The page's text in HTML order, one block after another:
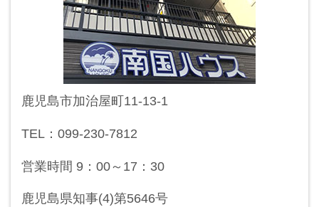
鹿児島市加治屋町11-13-1
TEL：099-230-7812
営業時間 9：00～17：30
鹿児島県知事(4)第5646号